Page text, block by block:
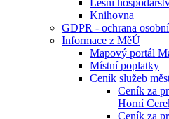
Lesní
Knihovna
GDPR - ochrana
Informace z MěÚ
Mapový portál
Místní poplatky
Ceník služeb
Ceník za
Horní
Ceník za